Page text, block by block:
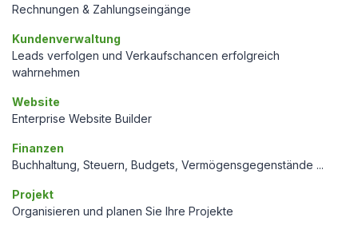
Rechnungen & Zahlungseingänge
Kundenverwaltung
Leads verfolgen und Verkaufschancen erfolgreich
wahrnehmen
Website
Enterprise Website Builder
Finanzen
Buchhaltung, Steuern, Budgets, Vermögensgegenstände ...
Projekt
Organisieren und planen Sie Ihre Projekte